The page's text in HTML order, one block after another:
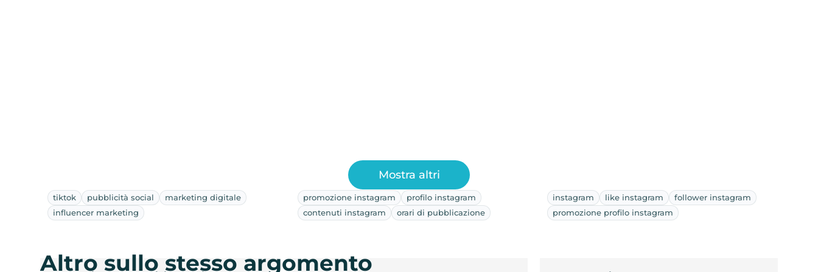
tiktok pubblicità social
marketing digitale
influencer marketing
promozione instagram
profilo instagram
contenuti instagram
orari di pubblicazione
instagram like instagram
follower instagram
promozione profilo instagram
Mostra altri
Altro sullo stesso argomento